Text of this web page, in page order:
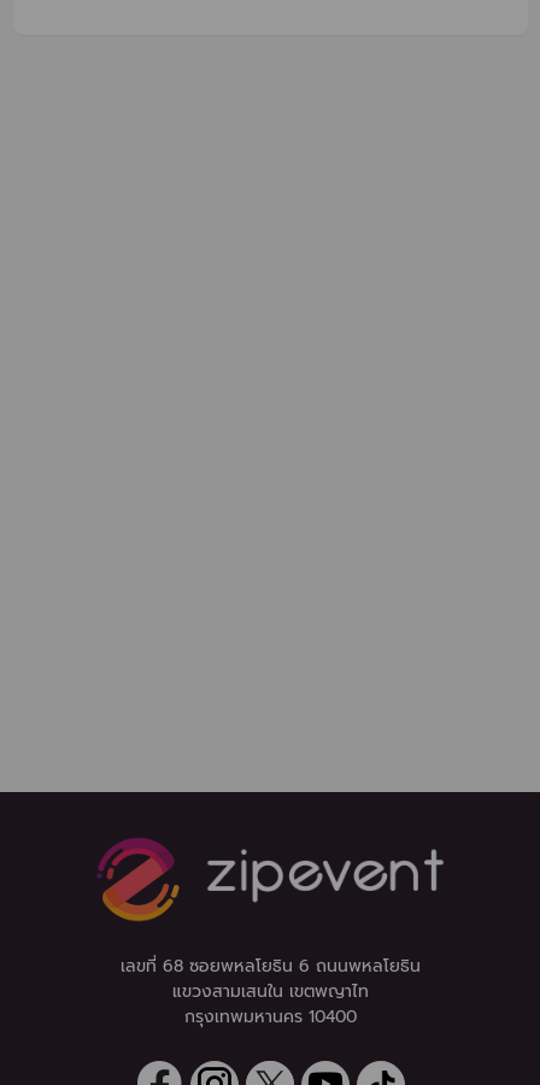
เลขที่ 68 ซอยพหลโยธิน 6 ถนนพหลโยธิน
แขวงสามเสนใน เขตพญาไท
กรุงเทพมหานคร 10400